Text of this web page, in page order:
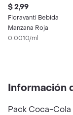
$ 2,99
Fioravanti Bebida
Manzana Roja
0.0010/ml
Información
Pack Coca-